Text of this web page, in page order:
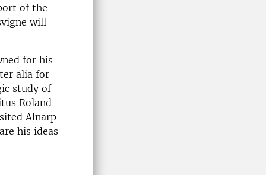
of the
will
for his
alia for
study of
Roland
Alnarp
his ideas